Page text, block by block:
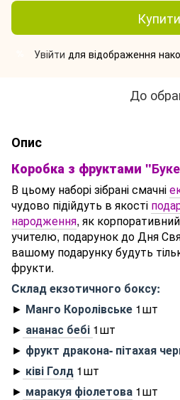
Купити
Увійти для відображення
До
Опис
Коробка з фруктами
В цьому наборі зібрані смачні
чудово підійдуть в якості
народження, як
учителю, подарунок до Дня
вашому подарунку будуть
фрукти.
Cклад екзотичного боксу:
► Манго Королівське 1шт
► ананас бебі 1шт
► фрукт дракона- пітахая
► ківі Голд 1шт
► маракуя фіолетова 1шт